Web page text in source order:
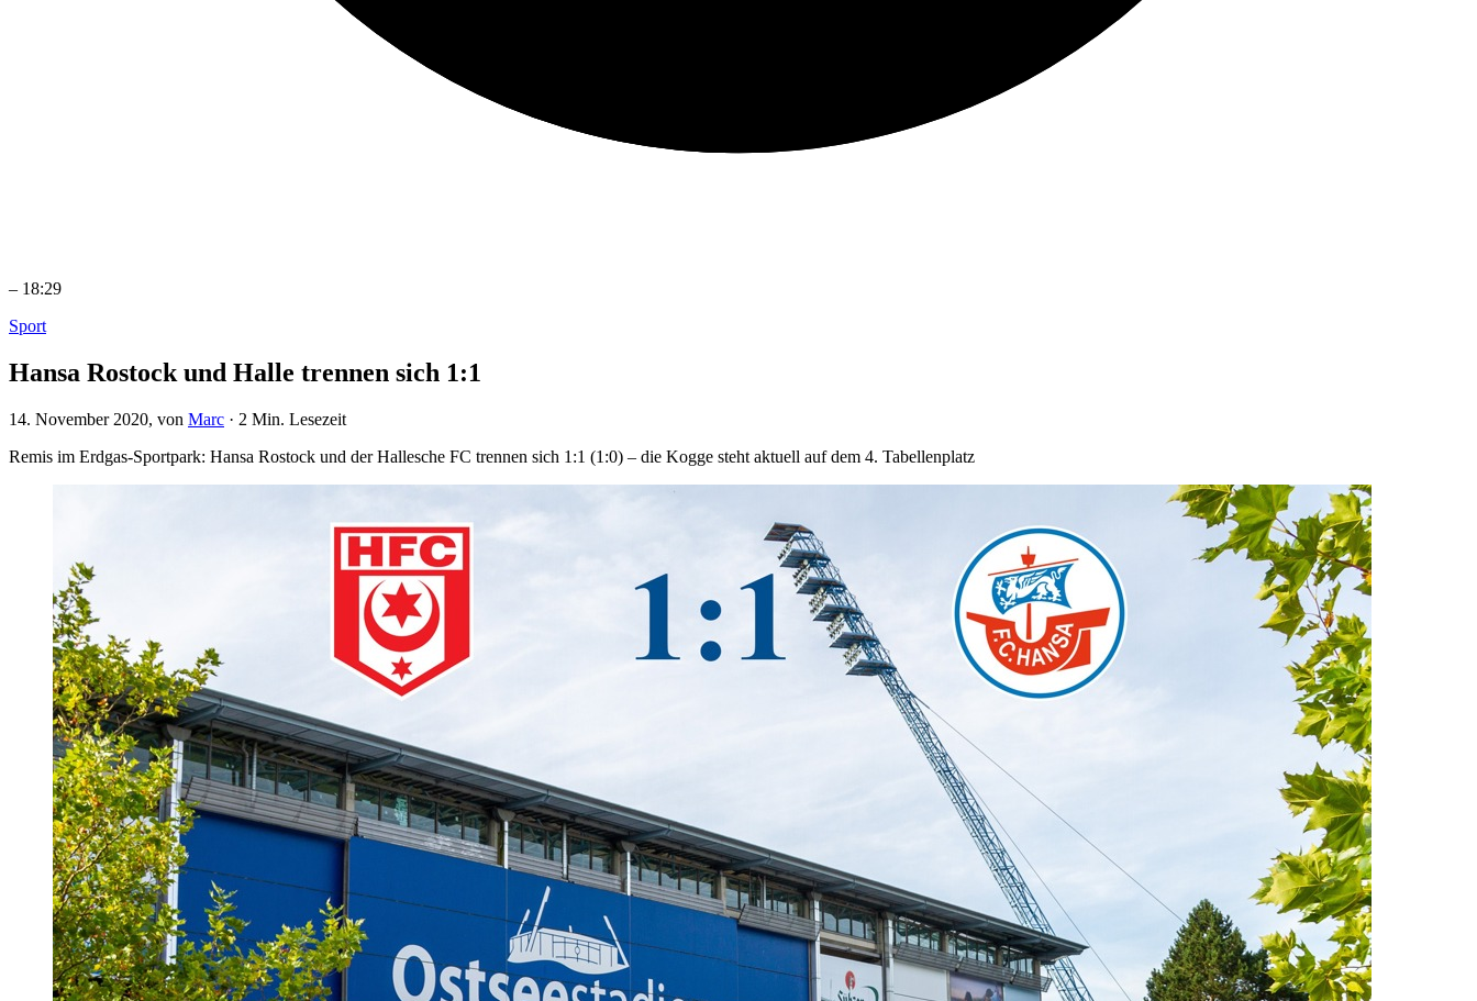
– 18:29
Sport
Hansa Rostock und Halle trennen sich 1:1
14. November 2020, von Marc · 2 Min. Lesezeit
Remis im Erdgas-Sportpark: Hansa Rostock und der Hallesche FC trennen sich 1:1 (1:0) – die Kogge steht aktuell auf dem 4. Tabellenplatz